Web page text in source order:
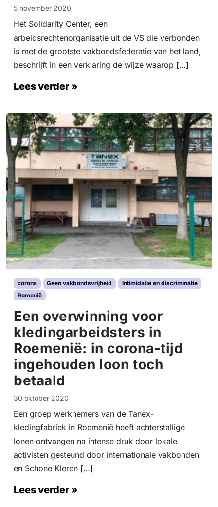
5 november 2020
Het Solidarity Center, een
arbeidsrechtenorganisatie uit de VS die verbonden
is met de grootste vakbondsfederatie van het land,
beschrijft in een verklaring de wijze waarop […]
Lees verder »
corona Geen vakbondsvrijheid
Intimidatie en discriminatie
Romenië
Een overwinning voor
kledingarbeidsters in
Roemenië: in corona-tijd
ingehouden loon toch
betaald
30 oktober 2020
Een groep werknemers van de Tanex-
kledingfabriek in Roemenië heeft achterstallige
lonen ontvangen na intense druk door lokale
activisten gesteund door internationale vakbonden
en Schone Kleren […]
Lees verder »